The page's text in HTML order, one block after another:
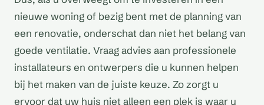
nieuwe woning of bezig bent met de planning van
een renovatie, onderschat dan niet het belang van
goede ventilatie. Vraag advies aan professionele
installateurs en ontwerpers die u kunnen helpen
bij het maken van de juiste keuze. Zo zorgt u
ervoor dat uw huis niet alleen een plek is waar u